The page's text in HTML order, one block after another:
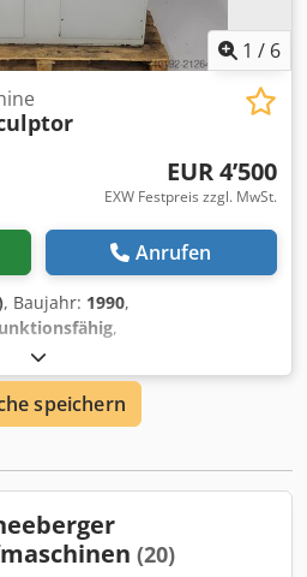
1 / 6
EUR 4’500
EXW Festpreis zzgl. MwSt.
Anrufen
, Baujahr: 1990,
,
1’500 W, Eingangsstrom:4 A,
ist eine Schweizer
die speziell für das
wurde. Die Maschine ist
Zubehör und
Al Tjha
speichern
(20)